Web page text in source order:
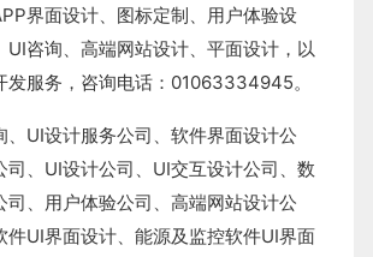
界面设计、 图标定制、 用户体验设
UI咨询、 高端网站设计、 平面设计 ，以
发服务，咨询电话：01063334945。
、 UI设计服务公司 、 软件界面设计公
、 UI设计公司 、 UI交互设计公司 、 数
司 、 用户体验公司 、 高端网站设计公
件UI界面设计、 能源及监控软件UI界面